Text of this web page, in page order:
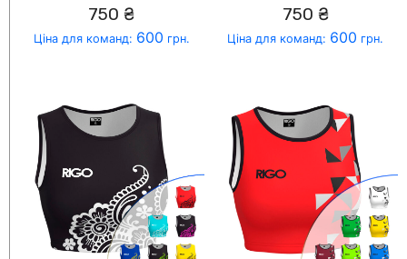
750 ₴
Ціна для команд: 600 грн.
750 ₴
Ціна для команд: 600 грн.